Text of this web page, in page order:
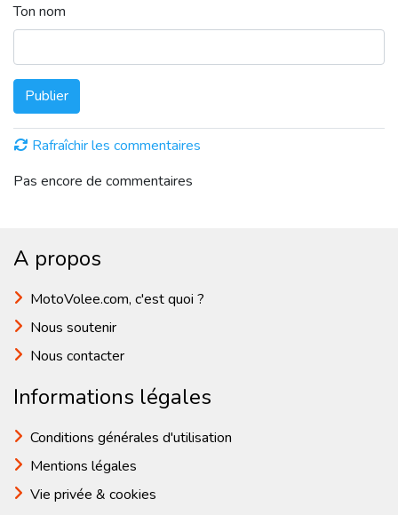
Ton nom
Publier
Rafraîchir les commentaires
Pas encore de commentaires
A propos
MotoVolee.com, c'est quoi ?
Nous soutenir
Nous contacter
Informations légales
Conditions générales d'utilisation
Mentions légales
Vie privée & cookies